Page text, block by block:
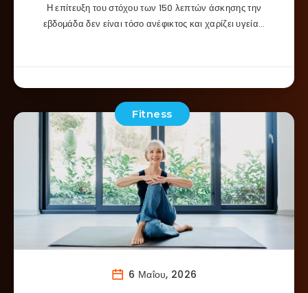
Η επίτευξη του στόχου των 150 λεπτών άσκησης την
εβδομάδα δεν είναι τόσο ανέφικτος και χαρίζει υγεία…
Fitness
6 Μαΐου, 2026